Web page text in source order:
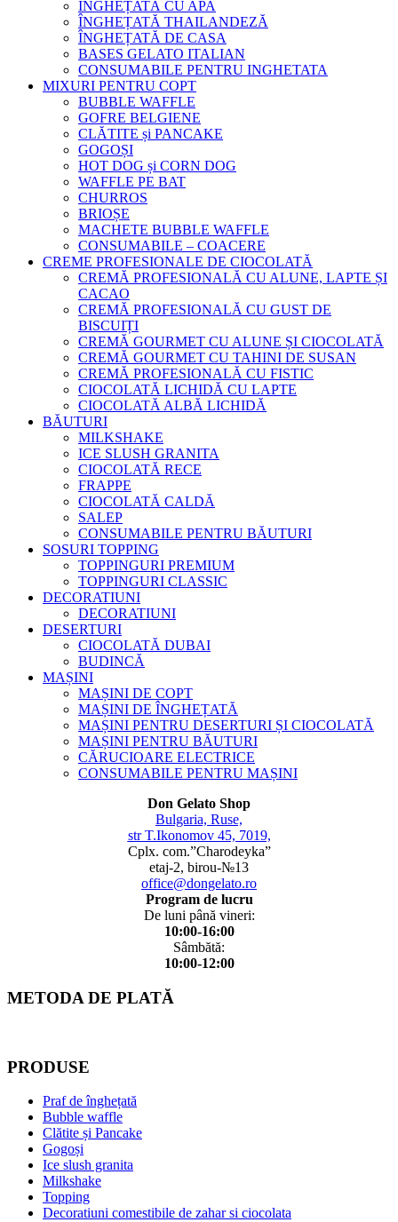
ÎNGHEȚATĂ CU APA
ÎNGHEȚATĂ THAILANDEZĂ
ÎNGHEȚATĂ DE CASA
BASES GELATO ITALIAN
CONSUMABILE PENTRU INGHETATA
MIXURI PENTRU COPT
BUBBLE WAFFLE
GOFRE BELGIENE
CLĂTITE și PANCAKE
GOGOȘI
HOT DOG și CORN DOG
WAFFLE PE BAT
CHURROS
BRIOȘE
MACHETE BUBBLE WAFFLE
CONSUMABILE – COACERE
CREME PROFESIONALE DE CIOCOLATĂ
CREMĂ PROFESIONALĂ CU ALUNE, LAPTE ȘI
CACAO
CREMĂ PROFESIONALĂ CU GUST DE
BISCUIȚI
CREMĂ GOURMET CU ALUNE ȘI CIOCOLATĂ
CREMĂ GOURMET CU TAHINI DE SUSAN
CREMĂ PROFESIONALĂ CU FISTIC
CIOCOLATĂ LICHIDĂ CU LAPTE
CIOCOLATĂ ALBĂ LICHIDĂ
BĂUTURI
MILKSHAKE
ICE SLUSH GRANITA
CIOCOLATĂ RECE
FRAPPE
CIOCOLATĂ CALDĂ
SALEP
CONSUMABILE PENTRU BĂUTURI
SOSURI TOPPING
TOPPINGURI PREMIUM
TOPPINGURI CLASSIC
DECORATIUNI
DECORATIUNI
DESERTURI
CIOCOLATĂ DUBAI
BUDINCĂ
MAȘINI
MAȘINI DE COPT
MAȘINI DE ÎNGHEȚATĂ
MAȘINI PENTRU DESERTURI ȘI CIOCOLATĂ
MAȘINI PENTRU BĂUTURI
CĂRUCIOARE ELECTRICE
CONSUMABILE PENTRU MAȘINI
Don Gelato Shop
Bulgaria, Ruse,
str T.Ikonomov 45, 7019,
Cplx. com.”Charodeyka”
etaj-2, birou-№13
office@dongelato.ro
Program de lucru
De luni până vineri:
10:00-16:00
Sâmbătă:
10:00-12:00
METODA DE PLATĂ
PRODUSE
Praf de înghețată
Bubble waffle
Clătite și Pancake
Gogoși
Ice slush granita
Milkshake
Topping
Decoratiuni comestibile de zahar si ciocolata